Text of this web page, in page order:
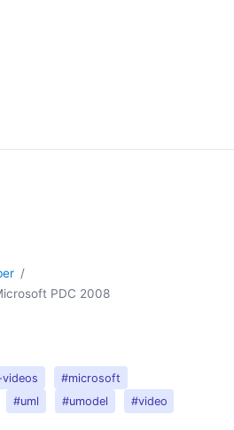
PDC 2008
#microsoft
#uml #umodel #video